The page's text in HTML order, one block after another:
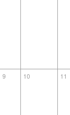
9 10 11